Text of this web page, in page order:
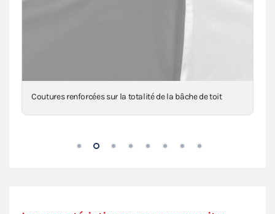
Coutures renforcées sur la totalité de la bâche de toit